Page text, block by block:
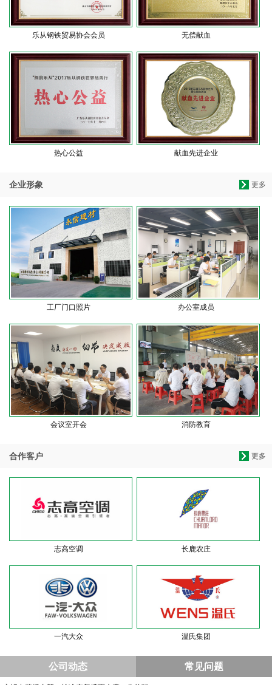
乐从钢铁贸易协会会员 无偿献血
热心公益 献血先进企业
更多
企业形象
工厂门口照片 办公室成员
会议室开会 消防教育
更多
合作客户
志高空调 长鹿农庄
一汽大众 温氏集团
公司动态 常见问题